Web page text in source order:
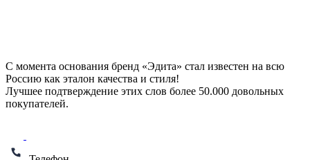
С момента основания бренд «Эдита» стал известен на всю
Россию как эталон качества и стиля!
Лучшее подтверждение этих слов более 50.000 довольных
покупателей.